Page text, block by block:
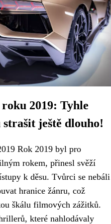
2019: Tyhle
ještě dlouho!
Rok 2019 byl pro
rokem, přinesl svěží
k děsu. Tvůrci se nebáli
hranice žánru, což
škálu filmových zážitků.
které nahlodávaly